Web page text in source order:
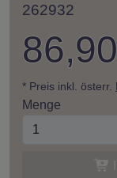
262932
* Preis inkl. österr.
Menge